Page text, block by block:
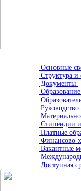
Основные
Структура и
Документы
Образование
Стипендии
Платные
Финансово-
Вакантные
Доступная